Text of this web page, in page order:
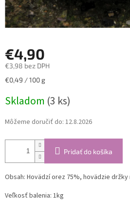
€4,90
€3,98 bez DPH
Jednotková
€0,49 / 100 g
Skladom (3 ks)
Môžeme doručiť do: 12.8.2026
Pridať do košíka
Obsah: Hovädzí orez 75%, hovädzie držky
Veľkosť balenia: 1kg